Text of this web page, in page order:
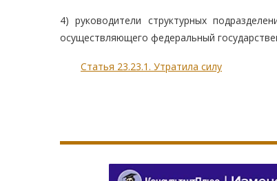
4) руководители структурных
осуществляющего федеральный
Статья 23.23.1. Утратила силу